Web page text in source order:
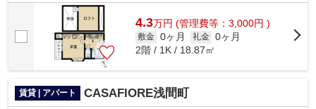
のご入居が可能となっております。こ...
4.3万円 (管理費等：3,000円 )
敷金 0ヶ月 礼金 0ヶ月
2階 / 1K / 18.87㎡
賃貸 | アパート CASAFIORE浅間町